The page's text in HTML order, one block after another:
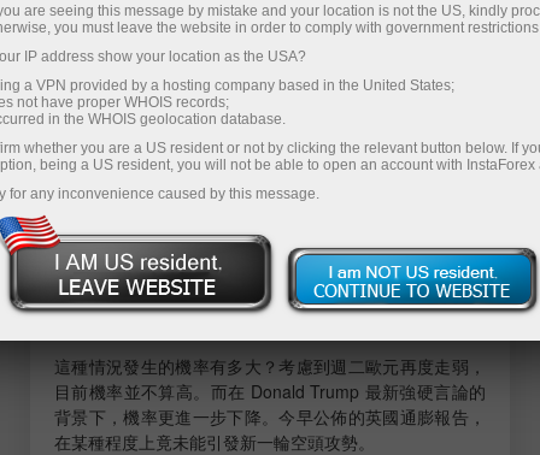
壓，但成長潛力仍在
GBP/USD 連續第四天走低。由於這一波跌勢，空方觸及
了失衡區 18，而這是一個看漲形態。因此，除非本週出現
對英鎊不利的新消息，空頭的攻勢很可能就會在此暫告一
段落。
本週我們看到對失衡區 18 出現明顯反應：該區被完全回
補、價格急劇反彈，並形成了「看漲吞沒」形態，同時又
回到了空頭失衡區 19。由此可見，多頭已邁出了新一波漲
勢的第一步。接下來，他們需要完成第二步——使這一空
這種情況發生的機率有多大？考慮到週二歐元再度走弱，
目前機率並不算高。而在 Donald Trump 最新強硬言論的
背景下，機率更進一步下降。今早公佈的英國通膨報告，
在某種程度上竟未能引發新一輪空頭攻勢。
are seeing this message by mistake and your location is not the US, kindly
you must leave the website in order to comply with government
IP address show your location as the USA?
a VPN provided by a hosting company based in the United States;
not have proper WHOIS records;
in the WHOIS geolocation database.
whether you are a US resident or not by clicking the relevant button below. If
being a US resident, you will not be able to open an account with InstaForex
for any inconvenience caused by this message.